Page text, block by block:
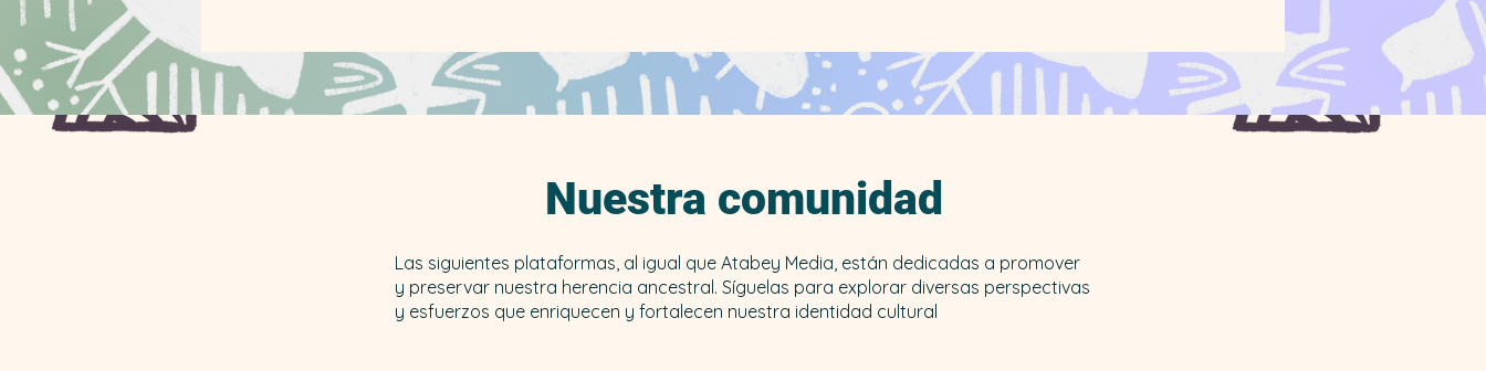
Nuestra comunidad
Las siguientes plataformas, al igual que Atabey Media, están dedicadas a promover
y preservar nuestra herencia ancestral. Síguelas para explorar diversas perspectivas
y esfuerzos que enriquecen y fortalecen nuestra identidad cultural